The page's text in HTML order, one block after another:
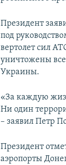
Президент
под
вертолет сил
уничтожены
Украины.
«За каждую
Ни один
– заявил Петр
Президент
аэропорты